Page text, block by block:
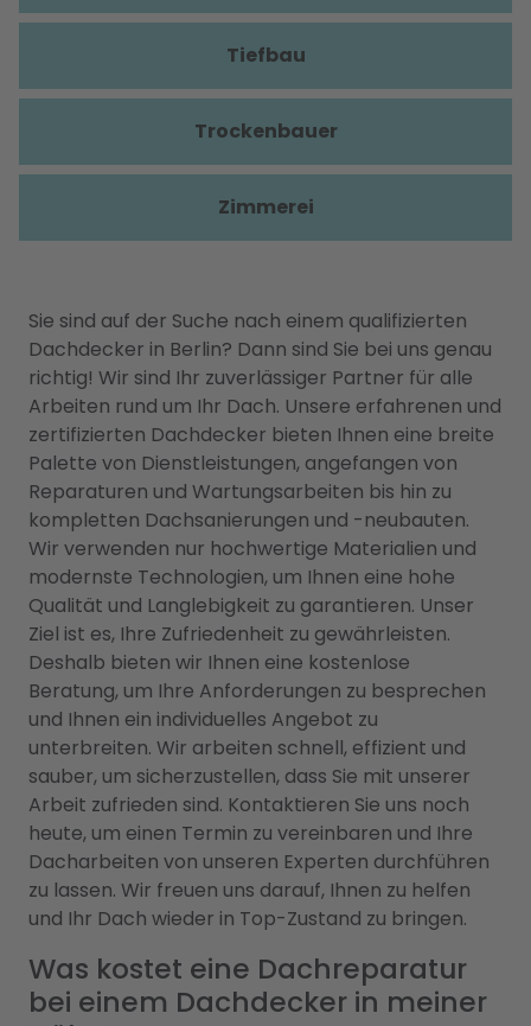
Sie sind auf der Suche nach einem qualifizierten
Dachdecker in Berlin? Dann sind Sie bei uns genau
richtig! Wir sind Ihr zuverlässiger Partner für alle
Arbeiten rund um Ihr Dach. Unsere erfahrenen und
zertifizierten Dachdecker bieten Ihnen eine breite
Palette von Dienstleistungen, angefangen von
Reparaturen und Wartungsarbeiten bis hin zu
kompletten Dachsanierungen und -neubauten.
Wir verwenden nur hochwertige Materialien und
modernste Technologien, um Ihnen eine hohe
Qualität und Langlebigkeit zu garantieren. Unser
Ziel ist es, Ihre Zufriedenheit zu gewährleisten.
Deshalb bieten wir Ihnen eine kostenlose
Beratung, um Ihre Anforderungen zu besprechen
und Ihnen ein individuelles Angebot zu
unterbreiten. Wir arbeiten schnell, effizient und
sauber, um sicherzustellen, dass Sie mit unserer
Arbeit zufrieden sind. Kontaktieren Sie uns noch
heute, um einen Termin zu vereinbaren und Ihre
Dacharbeiten von unseren Experten durchführen
zu lassen. Wir freuen uns darauf, Ihnen zu helfen
und Ihr Dach wieder in Top-Zustand zu bringen.
Was kostet eine Dachreparatur
bei einem Dachdecker in meiner
Tiefbau
Trockenbauer
Zimmerei